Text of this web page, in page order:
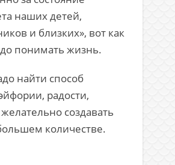
наших детей,
и близких», вот как
понимать жизнь.
найти способ
радости,
желательно создавать
количестве.